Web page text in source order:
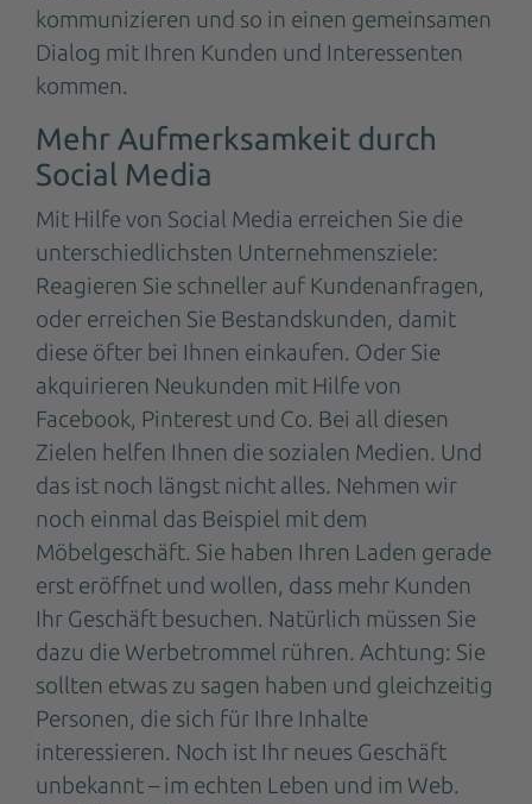
kommunizieren und so in einen gemeinsamen
Dialog mit Ihren Kunden und Interessenten
kommen.
Mehr Aufmerksamkeit durch
Social Media
Mit Hilfe von Social Media erreichen Sie die
unterschiedlichsten Unternehmensziele:
Reagieren Sie schneller auf Kundenanfragen,
oder erreichen Sie Bestandskunden, damit
diese öfter bei Ihnen einkaufen. Oder Sie
akquirieren Neukunden mit Hilfe von
Facebook, Pinterest und Co. Bei all diesen
Zielen helfen Ihnen die sozialen Medien. Und
das ist noch längst nicht alles. Nehmen wir
noch einmal das Beispiel mit dem
Möbelgeschäft. Sie haben Ihren Laden gerade
erst eröffnet und wollen, dass mehr Kunden
Ihr Geschäft besuchen. Natürlich müssen Sie
dazu die Werbetrommel rühren. Achtung: Sie
sollten etwas zu sagen haben und gleichzeitig
Personen, die sich für Ihre Inhalte
interessieren. Noch ist Ihr neues Geschäft
unbekannt – im echten Leben und im Web.